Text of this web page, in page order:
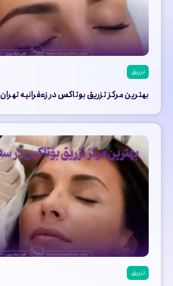
تزریق
بهترین مرکز تزریق بوتاکس در زعفرانیه تهران
تزریق